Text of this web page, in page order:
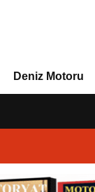
Deniz Motoru